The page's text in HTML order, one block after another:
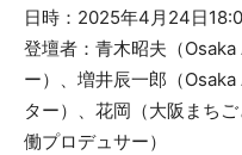
日時：2025年4月24日
登壇者：青木昭夫（
ー）、増井辰一郎（
ター）、花岡（大阪まち
働プロデュサー）